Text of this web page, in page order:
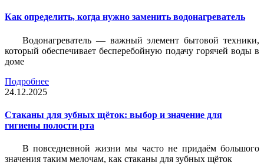
Как определить, когда нужно заменить водонагреватель
Водонагреватель — важный элемент бытовой техники,
который обеспечивает бесперебойную подачу горячей воды в
доме
Подробнее
24.12.2025
Стаканы для зубных щёток: выбор и значение для
гигиены полости рта
В повседневной жизни мы часто не придаём большого
значения таким мелочам, как стаканы для зубных щёток